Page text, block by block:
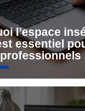
l’espace
essentiel